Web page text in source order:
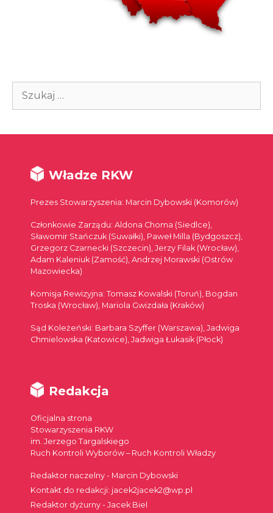
Szukaj:
Władze RKW
Prezes Stowarzyszenia: Marcin Dybowski (Komorów)
Członkowie Zarządu: Aldona Choma (Siedlce),
Sławomir Stańczuk (Suwałki), Paweł Milla (Bydgoszcz),
Grzegorz Czarnecki (Szczecin), Jerzy Filak (Wrocław),
Adam Kaleniuk (Zamość), Andrzej Morawski (Ostrów
Mazowiecka)
Komisja Rewizyjna: Tomasz Kowalski (Toruń), Bogdan
Troska (Wrocław), Mariola Gwizdała (Kraków)
Sąd Koleżeński: Barbara Szyffer (Warszawa), Jadwiga
Chmielowska (Katowice), Jadwiga Łukasik (Płock)
Redakcja
Oficjalna strona
Stowarzyszenia RKW
im. Jerzego Targalskiego
Ruch Kontroli Wyborów – Ruch Kontroli Władzy
Redaktor naczelny - Marcin Dybowski
Kontakt do redakcji: jacek2jacek2@wp.pl
Redaktor dyżurny - Jacek Biel